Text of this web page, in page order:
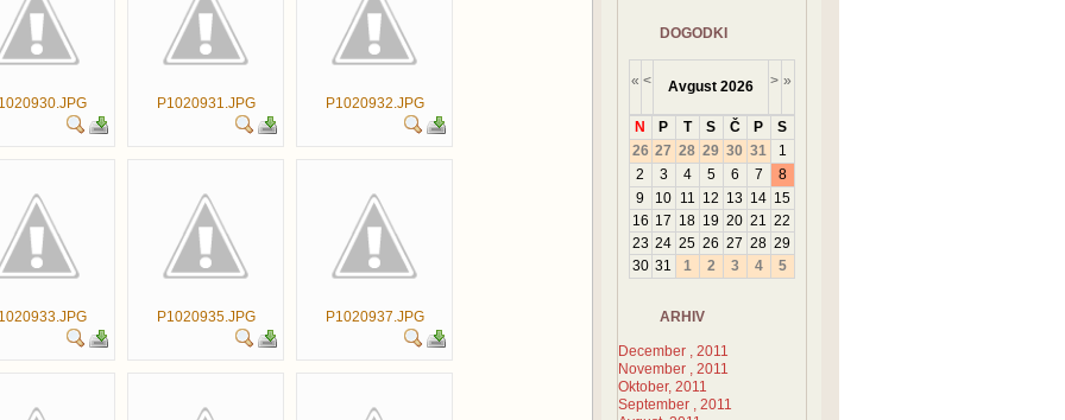
P1020931.JPG P1020932.JPG
P1020935.JPG P1020937.JPG
DOGODKI
« < Avgust 2026 > »
N P T S Č P
S
26 27 28 29 30 31
1
2
3 4 5 6 7
8
9
10 11 12 13 14 15
16 17 18 19 20 21 22
23 24 25 26 27 28 29
30 31 1 2 3 4 5
ARHIV
December , 2011
November , 2011
Oktober, 2011
September , 2011